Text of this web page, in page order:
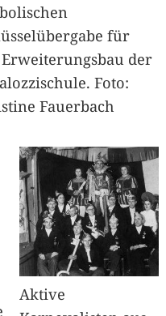
für
der
Foto:
Fauerbach
Aktive